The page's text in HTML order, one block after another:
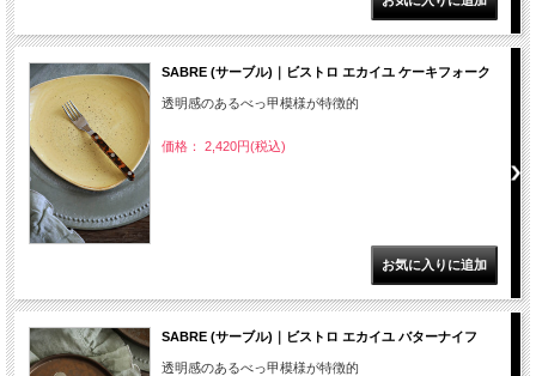
SABRE (サーブル)｜ビストロ エカイユ ケーキフォーク
透明感のあるべっ甲模様が特徴的
価格： 2,420円(税込)
SABRE (サーブル)｜ビストロ エカイユ バターナイフ
透明感のあるべっ甲模様が特徴的